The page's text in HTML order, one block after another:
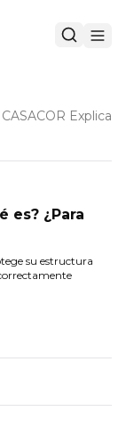
CASACOR Explica
es? ¿Para
su estructura